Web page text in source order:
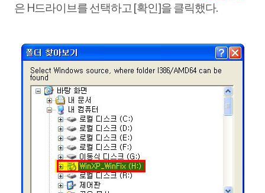
은 H드라이브를 선택하고 [확인]을 클릭했다.